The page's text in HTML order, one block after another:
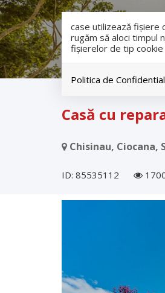
case utilizează fişiere
rugăm să aloci timpul
fişierelor de tip cookie
Politica de
Casă cu
Chisinau, Ciocana,
ID: 85535112